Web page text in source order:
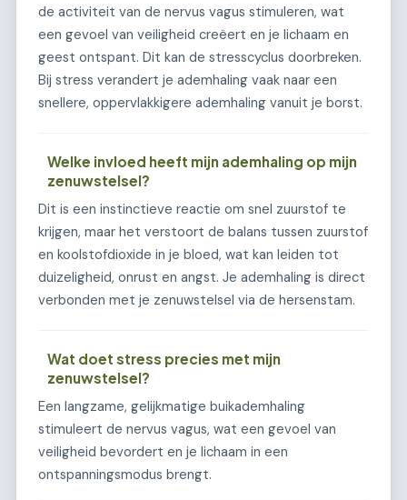
de activiteit van de nervus vagus stimuleren, wat
een gevoel van veiligheid creëert en je lichaam en
geest ontspant. Dit kan de stresscyclus doorbreken.
Bij stress verandert je ademhaling vaak naar een
snellere, oppervlakkigere ademhaling vanuit je borst.
Welke invloed heeft mijn ademhaling op mijn
zenuwstelsel?
Dit is een instinctieve reactie om snel zuurstof te
krijgen, maar het verstoort de balans tussen zuurstof
en koolstofdioxide in je bloed, wat kan leiden tot
duizeligheid, onrust en angst. Je ademhaling is direct
verbonden met je zenuwstelsel via de hersenstam.
Wat doet stress precies met mijn
zenuwstelsel?
Een langzame, gelijkmatige buikademhaling
stimuleert de nervus vagus, wat een gevoel van
veiligheid bevordert en je lichaam in een
ontspanningsmodus brengt.